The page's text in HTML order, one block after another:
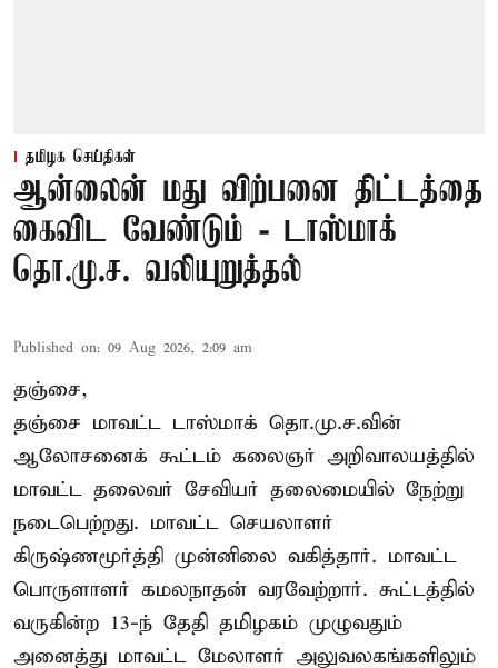
தமிழக செய்திகள்
ஆன்லைன் மது விற்பனை திட்டத்தை
கைவிட வேண்டும் - டாஸ்மாக்
தொ.மு.ச. வலியுறுத்தல்
Published on: 09 Aug 2026, 2:09 am
தஞ்சை,
தஞ்சை மாவட்ட டாஸ்மாக் தொ.மு.ச.வின்
ஆலோசனைக் கூட்டம் கலைஞர் அறிவாலயத்தில்
மாவட்ட தலைவர் சேவியர் தலைமையில் நேற்று
நடைபெற்றது. மாவட்ட செயலாளர்
கிருஷ்ணமூர்த்தி முன்னிலை வகித்தார். மாவட்ட
பொருளாளர் கமலநாதன் வரவேற்றார். கூட்டத்தில்
வருகின்ற 13-ந் தேதி தமிழகம் முழுவதும்
அனைத்து மாவட்ட மேலாளர் அலுவலகங்களிலும்